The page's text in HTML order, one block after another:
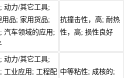
动力/其它工具;
用品; 家用货品;
汽车领域的应用;
抗撞击性，高; 耐热
性，高; 损性良好
动力/其它工具;
工业应用; 工程配 中等粘性; 成核的;